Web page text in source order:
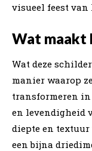
visueel feest van
Wat maakt
Wat deze
manier waarop
transformeren in
en levendigheid
diepte en
een bijna